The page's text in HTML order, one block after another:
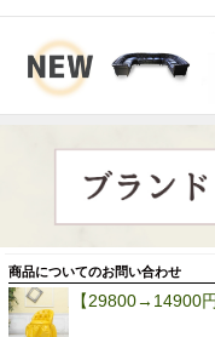
商品についてのお問い合わせ
【29800→14900